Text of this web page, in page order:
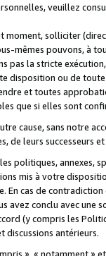
veuillez
moment, solliciter
mêmes pouvons, à
pas la stricte
disposition ou de
et toutes
que si elles sont
cause, sans notre
de leurs successeurs
politiques, annexes,
mis à votre
cas de
conclu avec une
(y compris les
discussions antérieurs.